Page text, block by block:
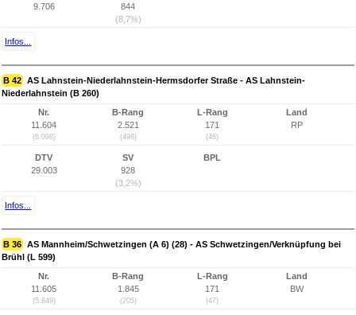
9.706
844
(8,7%)
Infos...
B 42 AS Lahnstein-Niederlahnstein-Hermsdorfer Straße - AS Lahnstein-
Niederlahnstein (B 260)
Nr.
11.604
(6.098)
B-Rang
2.521
(498)
L-Rang
171
(46)
Land
RP
DTV
29.003
SV
928
(3,2%)
BPL
Infos...
B 36 AS Mannheim/Schwetzingen (A 6) (28) - AS Schwetzingen/Verknüpfung bei
Brühl (L 599)
Nr.
11.605
(5.849)
B-Rang
1.845
(205)
L-Rang
171
(47)
Land
BW